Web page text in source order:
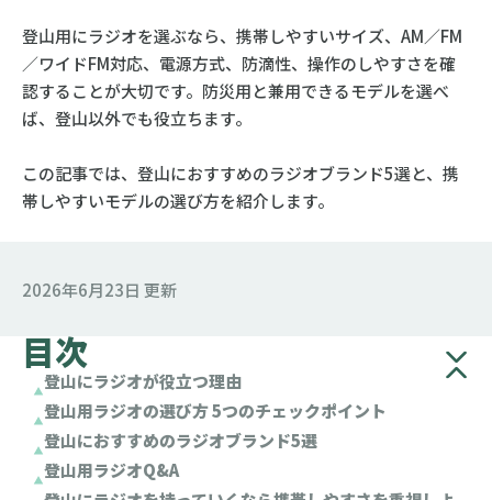
登山用にラジオを選ぶなら、携帯しやすいサイズ、AM／FM
／ワイドFM対応、電源方式、防滴性、操作のしやすさを確
認することが大切です。防災用と兼用できるモデルを選べ
ば、登山以外でも役立ちます。
この記事では、登山におすすめのラジオブランド5選と、携
帯しやすいモデルの選び方を紹介します。
2026年6月23日 更新
目次
登山にラジオが役立つ理由
登山用ラジオの選び方 5つのチェックポイント
登山におすすめのラジオブランド5選
登山用ラジオQ&A